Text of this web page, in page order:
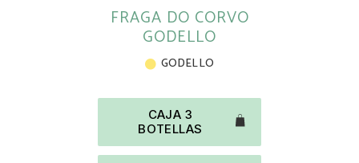
FRAGA DO CORVO
GODELLO
GODELLO
CAJA 3
BOTELLAS